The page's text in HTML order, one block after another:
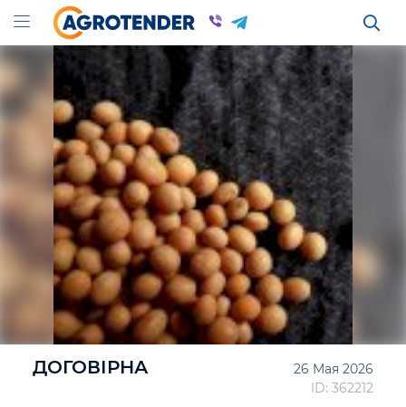
ДОГОВІРНА
26 Мая 2026
ID: 362212